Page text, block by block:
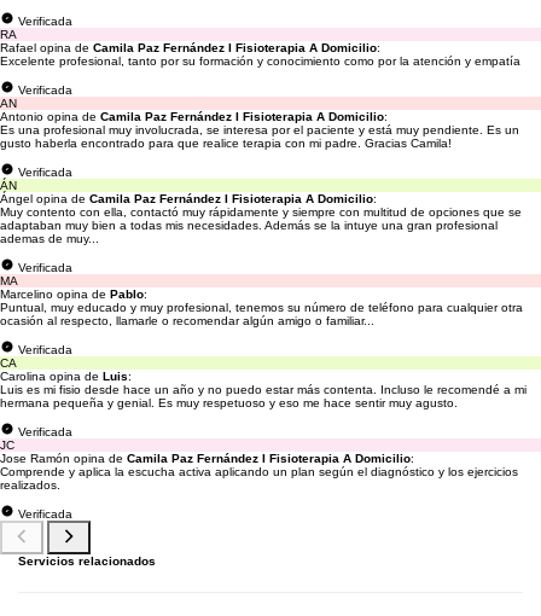
Verificada
RA
Rafael opina de Camila Paz Fernández I Fisioterapia A Domicilio:
Excelente profesional, tanto por su formación y conocimiento como por la atención y empatía
Verificada
AN
Antonio opina de Camila Paz Fernández I Fisioterapia A Domicilio:
Es una profesional muy involucrada, se interesa por el paciente y está muy pendiente. Es un
gusto haberla encontrado para que realice terapia con mi padre. Gracias Camila!
Verificada
ÁN
Ángel opina de Camila Paz Fernández I Fisioterapia A Domicilio:
Muy contento con ella, contactó muy rápidamente y siempre con multitud de opciones que se
adaptaban muy bien a todas mis necesidades. Además se la intuye una gran profesional
ademas de muy...
Verificada
MA
Marcelino opina de Pablo:
Puntual, muy educado y muy profesional, tenemos su número de teléfono para cualquier otra
ocasión al respecto, llamarle o recomendar algún amigo o familiar...
Verificada
CA
Carolina opina de Luis:
Luis es mi fisio desde hace un año y no puedo estar más contenta. Incluso le recomendé a mi
hermana pequeña y genial. Es muy respetuoso y eso me hace sentir muy agusto.
Verificada
JC
Jose Ramón opina de Camila Paz Fernández I Fisioterapia A Domicilio:
Comprende y aplica la escucha activa aplicando un plan según el diagnóstico y los ejercicios
realizados.
Verificada
Servicios relacionados